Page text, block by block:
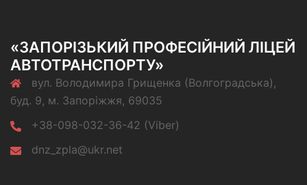
«ЗАПОРІЗЬКИЙ ПРОФЕСІЙНИЙ ЛІЦЕЙ
АВТОТРАНСПОРТУ»
вул. Володимира Грищенка (Волгоградська),
буд. 9, м. Запоріжжя, 69035
+38-098-032-36-42 (Viber)
dnz_zpla@ukr.net